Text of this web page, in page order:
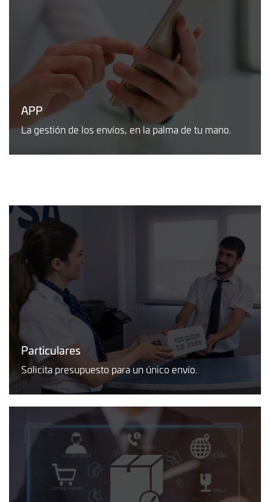
APP
La gestión de los envíos, en la palma de tu mano.
Particulares
Solicita presupuesto para un único envío.